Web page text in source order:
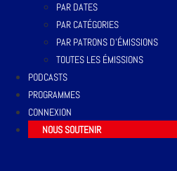
PAR DATES
PAR CATÉGORIES
PAR PATRONS D’ÉMISSIONS
TOUTES LES ÉMISSIONS
PODCASTS
PROGRAMMES
CONNEXION
NOUS SOUTENIR